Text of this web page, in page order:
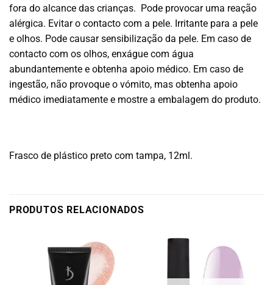
fora do alcance das crianças. Pode provocar uma reação
alérgica. Evitar o contacto com a pele. Irritante para a pele
e olhos. Pode causar sensibilização da pele. Em caso de
contacto com os olhos, enxágue com água
abundantemente e obtenha apoio médico. Em caso de
ingestão, não provoque o vómito, mas obtenha apoio
médico imediatamente e mostre a embalagem do produto.
Frasco de plástico preto com tampa, 12ml.
PRODUTOS RELACIONADOS